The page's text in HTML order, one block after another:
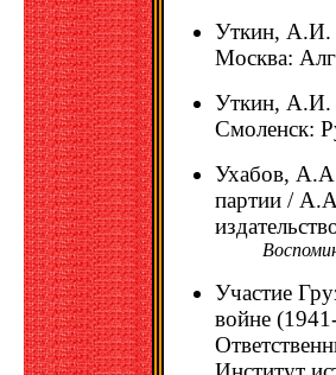
Уткин, А.И.
Москва:
Уткин, А.И.
Смоленск:
Ухабов, А.А.
партии /
Участие
войне